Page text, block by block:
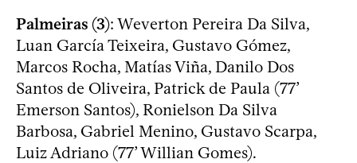
Palmeiras (3): Weverton Pereira Da Silva,
Luan García Teixeira, Gustavo Gómez,
Marcos Rocha, Matías Viña, Danilo Dos
Santos de Oliveira, Patrick de Paula (77’
Emerson Santos), Ronielson Da Silva
Barbosa, Gabriel Menino, Gustavo Scarpa,
Luiz Adriano (77’ Willian Gomes).